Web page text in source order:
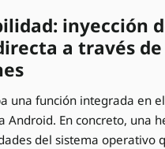
inyección
a través de
una función integrada en
Android. En concreto, una
del sistema operativo